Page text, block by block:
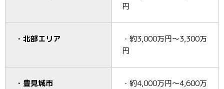
円
・北部エリア
・約3,000万円～3,300万
円
・豊見城市
・約4,000万円～4,600万